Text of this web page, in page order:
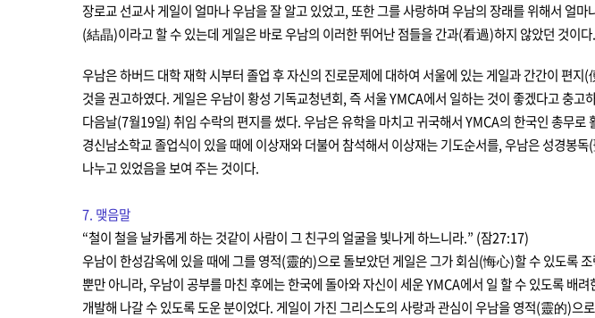
장로교 선교사 게일이 얼마나 우남을 잘 알고 있었고, 또한 그를 사랑하며 우남의 장래를 위해서 얼
(結晶)이라고 할 수 있는데 게일은 바로 우남의 이러한 뛰어난 점들을 간과(看過)하지 않았던 것이다.
우남은 하버드 대학 재학 시부터 졸업 후 자신의 진로문제에 대하여 서울에 있는게일과 간간이 편지
것을 권고하였다. 게일은 우남이 황성 기독교청년회, 즉 서울 YMCA에서 일하는 것이 좋겠다고 충
다음날(7월19일) 취임 수락의 편지를 썼다. 우남은 유학을 마치고 귀국해서 YMCA의 한국인 총무
경신남소학교 졸업식이 있을 때에 이상재와 더불어 참석해서 이상재는 기도순서를, 우남은 성경
나누고 있었음을 보여 주는 것이다.
7. 맺음말
“철이 철을 날카롭게 하는 것같이 사람이 그 친구의 얼굴을 빛나게 하느니라.” (잠27:17)
우남이 한성감옥에 있을 때에 그를 영적(靈的)으로 돌보았던 게일은 그가 회심(悔心)할 수 있도록
뿐만 아니라, 우남이 공부를 마친 후에는 한국에 돌아와 자신이 세운 YMCA에서 일 할 수 있도록
개발해 나갈 수 있도록 도운 분이었다. 게일이 가진 그리스도의 사랑과 관심이 우남을 영적(靈的)